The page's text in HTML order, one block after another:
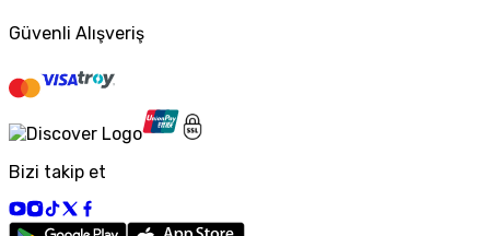
Güvenli Alışveriş
Bizi takip et